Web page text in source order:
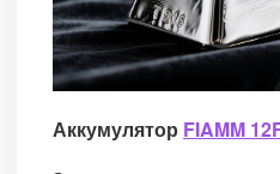
Аккумулятор FIAMM